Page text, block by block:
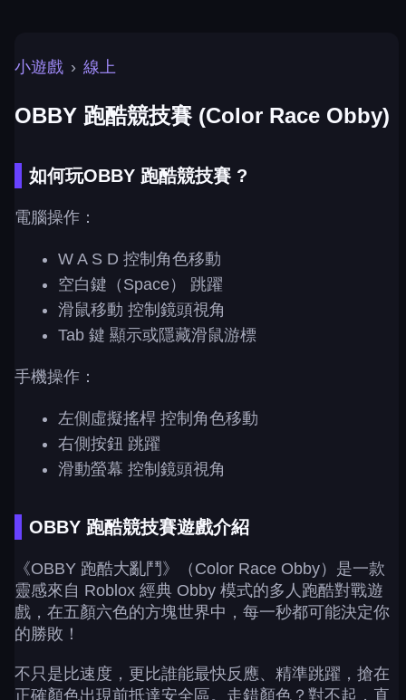
小遊戲 › 線上
OBBY 跑酷競技賽 (Color Race Obby)
如何玩OBBY 跑酷競技賽 ?
電腦操作：
W A S D 控制角色移動
空白鍵（Space） 跳躍
滑鼠移動 控制鏡頭視角
Tab 鍵 顯示或隱藏滑鼠游標
手機操作：
左側虛擬搖桿 控制角色移動
右側按鈕 跳躍
滑動螢幕 控制鏡頭視角
OBBY 跑酷競技賽遊戲介紹
《OBBY 跑酷大亂鬥》（Color Race Obby）是一款
靈感來自 Roblox 經典 Obby 模式的多人跑酷對戰遊
戲，在五顏六色的方塊世界中，每一秒都可能決定你
的勝敗！
不只是比速度，更比誰能最快反應、精準跳躍，搶在
正確顏色出現前抵達安全區。走錯顏色？對不起，直